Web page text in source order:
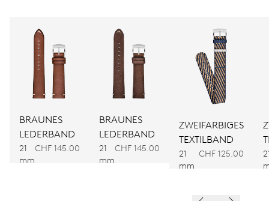
ABMESSUNGEN
Ø 25.60 mm, 11 1/2’’’
AUFZUG
Automatischer Aufzug
FREQUENZ
28.800 A/h, 4 Hz
BRAUNES
LEDERBAND
21
mm
CHF 145.00
BRAUNES
LEDERBAND
21
mm
CHF 145.00
ZWEIFARBIGES
TEXTILBAND
21
mm
CHF 125.00